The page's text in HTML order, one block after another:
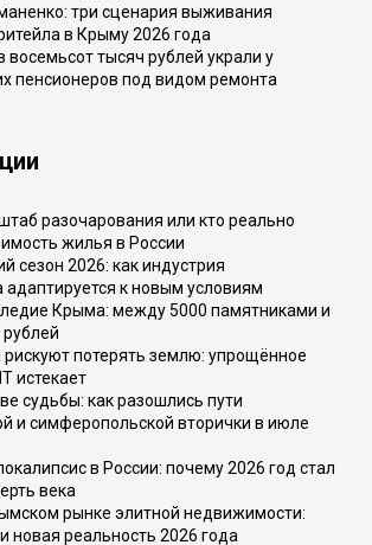
три сценария выживания
в Крыму 2026 года
восемьсот тысяч рублей украли у
пенсионеров под видом ремонта
разочарования или кто реально
жилья в России
сезон 2026: как индустрия
адаптируется к новым условиям
Крыма: между 5000 памятниками и
потерять землю: упрощённое
истекает
судьбы: как разошлись пути
и симферопольской вторички в июле
в России: почему 2026 год стал
века
рынке элитной недвижимости:
новая реальность 2026 года